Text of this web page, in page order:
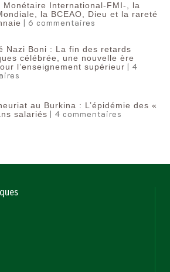
Monétaire International-FMI-, la
la BCEAO, Dieu et la rareté
| 6 commentaires
Nazi Boni : La fin des retards
célébrée, une nouvelle ère
l’enseignement supérieur | 4
au Burkina : L’épidémie des «
salariés | 4 commentaires